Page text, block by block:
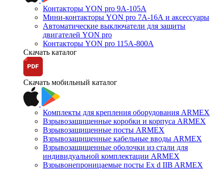
Контакторы YON pro 9А-105А
Мини-контакторы YON pro 7А-16А и аксессуары
Автоматические выключатели для защиты
двигателей YON pro
Контакторы YON pro 115А-800А
Скачать каталог
Скачать мобильный каталог
Комплекты для крепления оборудования ARMEX
Взрывозащищенные коробки и корпуса ARMEX
Взрывозащищенные посты ARMEX
Взрывозащищенные кабельные вводы ARMEX
Взрывозащищенные оболочки из стали для
индивидуальной комплектации ARMEX
Взрывонепроницаемые посты Ex d IIB ARMEX